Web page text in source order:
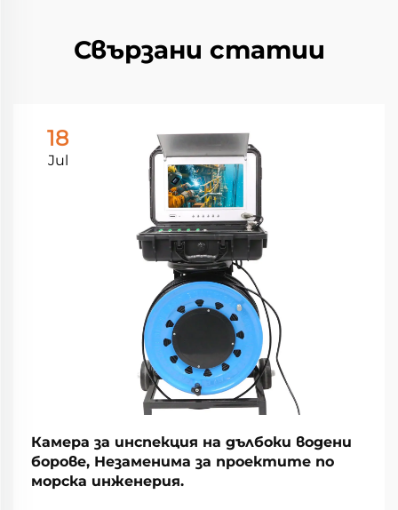
Свързани статии
18
Jul
Камера за инспекция на дълбоки водени
борове, Незаменима за проектите по
морска инженерия.